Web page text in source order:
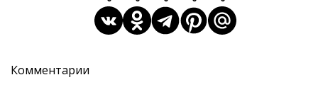
Комментарии